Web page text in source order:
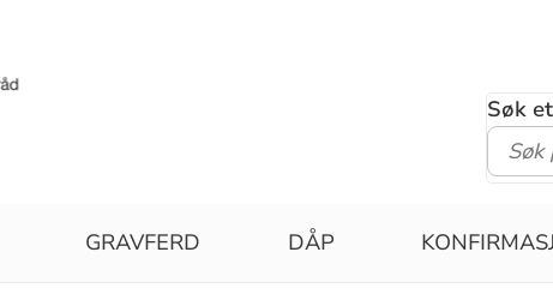
Søk
GRAVFERD DÅP